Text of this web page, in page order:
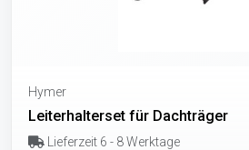
Hymer
Leiterhalterset für Dachträger
Lieferzeit 6 - 8 Werktage